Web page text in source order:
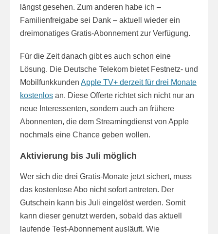
längst gesehen. Zum anderen habe ich –
Familienfreigabe sei Dank – aktuell wieder ein
dreimonatiges Gratis-Abonnement zur Verfügung.
Für die Zeit danach gibt es auch schon eine
Lösung. Die Deutsche Telekom bietet Festnetz- und
Mobilfunkkunden Apple TV+ derzeit für drei Monate
kostenlos an. Diese Offerte richtet sich nicht nur an
neue Interessenten, sondern auch an frühere
Abonnenten, die dem Streamingdienst von Apple
nochmals eine Chance geben wollen.
Aktivierung bis Juli möglich
Wer sich die drei Gratis-Monate jetzt sichert, muss
das kostenlose Abo nicht sofort antreten. Der
Gutschein kann bis Juli eingelöst werden. Somit
kann dieser genutzt werden, sobald das aktuell
laufende Test-Abonnement ausläuft. Wie